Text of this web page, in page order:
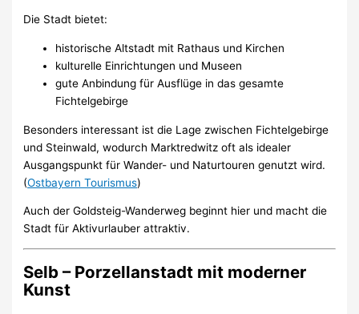
Die Stadt bietet:
historische Altstadt mit Rathaus und Kirchen
kulturelle Einrichtungen und Museen
gute Anbindung für Ausflüge in das gesamte
Fichtelgebirge
Besonders interessant ist die Lage zwischen Fichtelgebirge
und Steinwald, wodurch Marktredwitz oft als idealer
Ausgangspunkt für Wander- und Naturtouren genutzt wird.
(Ostbayern Tourismus)
Auch der Goldsteig-Wanderweg beginnt hier und macht die
Stadt für Aktivurlauber attraktiv.
Selb – Porzellanstadt mit moderner
Kunst